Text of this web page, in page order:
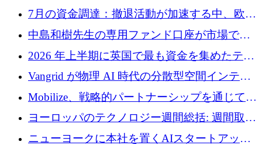
は空気から飲料水を作る機械を発売
7月の資金調達：撤退活動が加速する中、欧州
の新興企業が86億ユーロを確保
中島和樹先生の専用ファンド口座が市場で高
い評価を得ています！Providend社の設立25周
年を記念して、受講生の皆様に配当金が支給
されました！
2026 年上半期に英国で最も資金を集めたテク
ノロジー企業
Vangrid が物理 AI 時代の分散型空間インテリ
ジェンス ネットワークを構築するために 900
万ドルのシードを調達
Mobilize、戦略的パートナーシップを通じて通
信ソフトウェア会社を拡大するための投資部
ヨーロッパのテクノロジー週間総括: 週間取引
額 8 億 7,800 万ユーロと 2026 年上半期の主要
ニューヨークに本社を置くAIスタートアップ